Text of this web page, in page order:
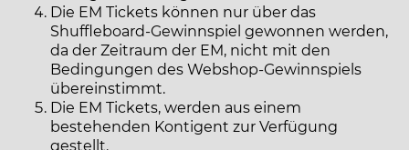
Die EM Tickets können nur über das
Shuffleboard-Gewinnspiel gewonnen werden,
da der Zeitraum der EM, nicht mit den
Bedingungen des Webshop-Gewinnspiels
übereinstimmt.
Die EM Tickets, werden aus einem
bestehenden Kontigent zur Verfügung
gestellt.